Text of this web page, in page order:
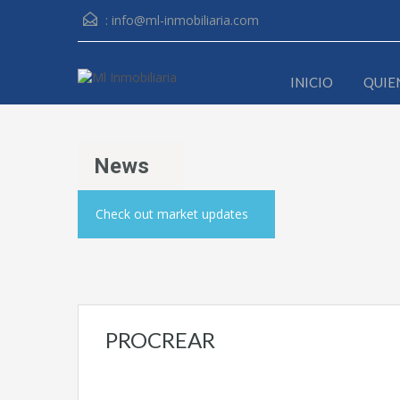
: info@ml-inmobiliaria.com
INICIO
News
Check out market updates
PROCREAR